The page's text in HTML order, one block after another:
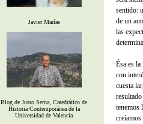
Javier Marías
Blog de Justo Serna, Catedrático de
Historia Contemporánea de la
Universidad de Valencia
sentido:
de un
las
Ésa es
con
cuesta
tenemos